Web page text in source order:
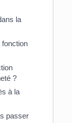
la
?
à la
passer